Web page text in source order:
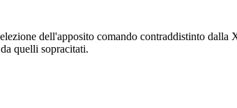
dell'apposito comando contraddistinto
quelli sopracitati.